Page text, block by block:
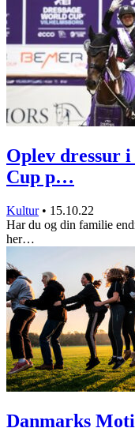
Oplev dressur
Cup p…
Kultur • 15.10.22
Har du og din familie
her…
Danmarks